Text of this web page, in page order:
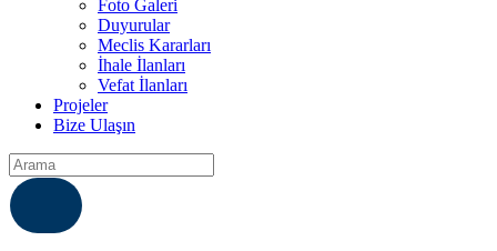
Foto Galeri
Duyurular
Meclis Kararları
İhale İlanları
Vefat İlanları
Projeler
Bize Ulaşın